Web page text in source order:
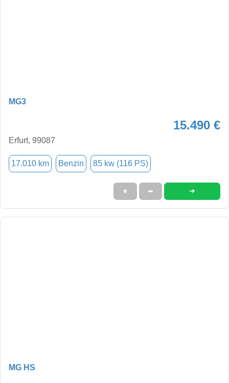
MG3
15.490 €
Erfurt, 99087
17.010 km Benzin 85 kw (116 PS)
★ ➦ ➜
MG HS